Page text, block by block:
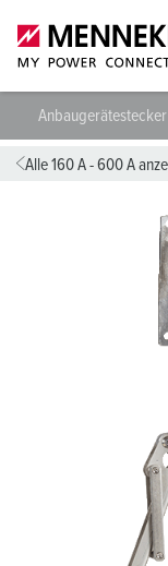
Anbaugerätestecker
Alle 160 A - 600 A